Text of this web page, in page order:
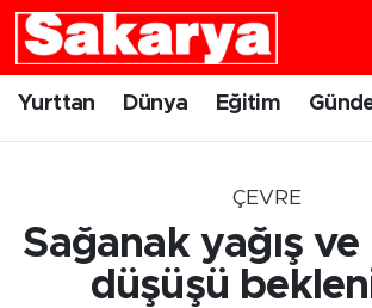
Yurttan Dünya Eğitim
ÇEVRE
Sağanak yağış ve
düşüşü
Yurttan
Gündem
Eskişehir Nöbetçi Eczaneler
Eskişehir Namaz Vakitleri
Eskişehir Trafik Yoğunluk